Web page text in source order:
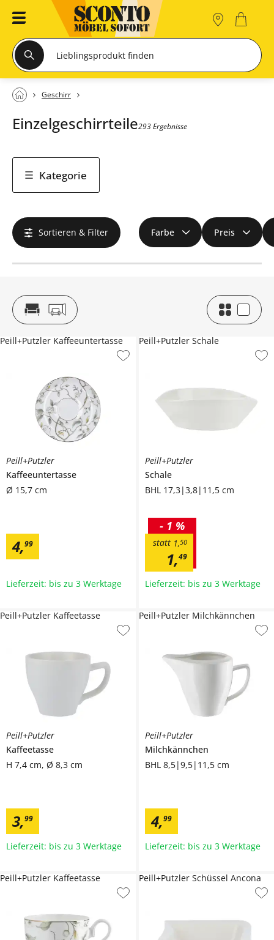
Geschirr
Einzelgeschirrteile293 Ergebnisse
Kategorie
Sortieren & Filter Farbe Preis
Peill+Putzler
Kaffeeuntertasse
Ø 15,7 cm
4,99
Peill+Putzler Kaffeeuntertasse
Lieferzeit: bis zu 3 Werktage
Peill+Putzler
Schale
BHL 17,3|3,8|11,5 cm
1,49
1,50
statt
- 1 %
Peill+Putzler Schale
Lieferzeit: bis zu 3 Werktage
Peill+Putzler
Kaffeetasse
H 7,4 cm, Ø 8,3 cm
3,99
Peill+Putzler Kaffeetasse
Lieferzeit: bis zu 3 Werktage
Peill+Putzler
Milchkännchen
BHL 8,5|9,5|11,5 cm
4,99
Peill+Putzler Milchkännchen
Lieferzeit: bis zu 3 Werktage
Peill+Putzler Kaffeetasse Peill+Putzler Schüssel Ancona